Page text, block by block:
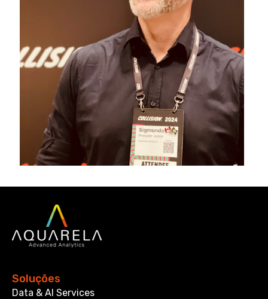
Soluções
Data & AI Services